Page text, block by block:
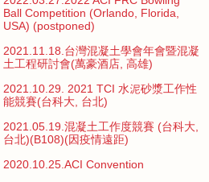
Ball Competition (Orlando, Florida,
USA) (postponed)
2021.11.18.台灣混凝土學會年會暨混凝
土工程研討會(萬豪酒店, 高雄)
2021.10.29. 2021 TCI 水泥砂漿工作性
能競賽(台科大, 台北)
2021.05.19.混凝土工作度競賽 (台科大,
台北)(B108)(因疫情遠距)
2020.10.25.ACI Convention